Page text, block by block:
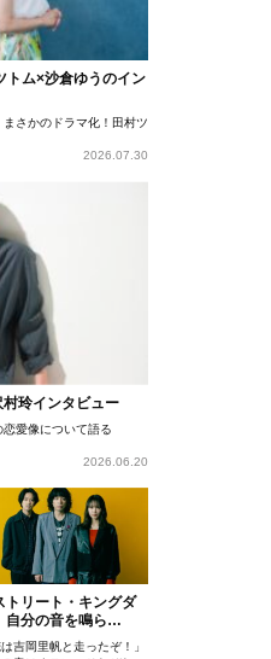
トム×沙倉ゆうのイン
まさかのドラマ化！田村ツトム×沙倉ゆうのが語
2026.07.30
村玲インタビュー
愛像について語る
2026.06.20
トリート・キングダ
分の音を鳴ら
』峯田和伸、若葉竜
は吉岡里帆と走ったぞ！」